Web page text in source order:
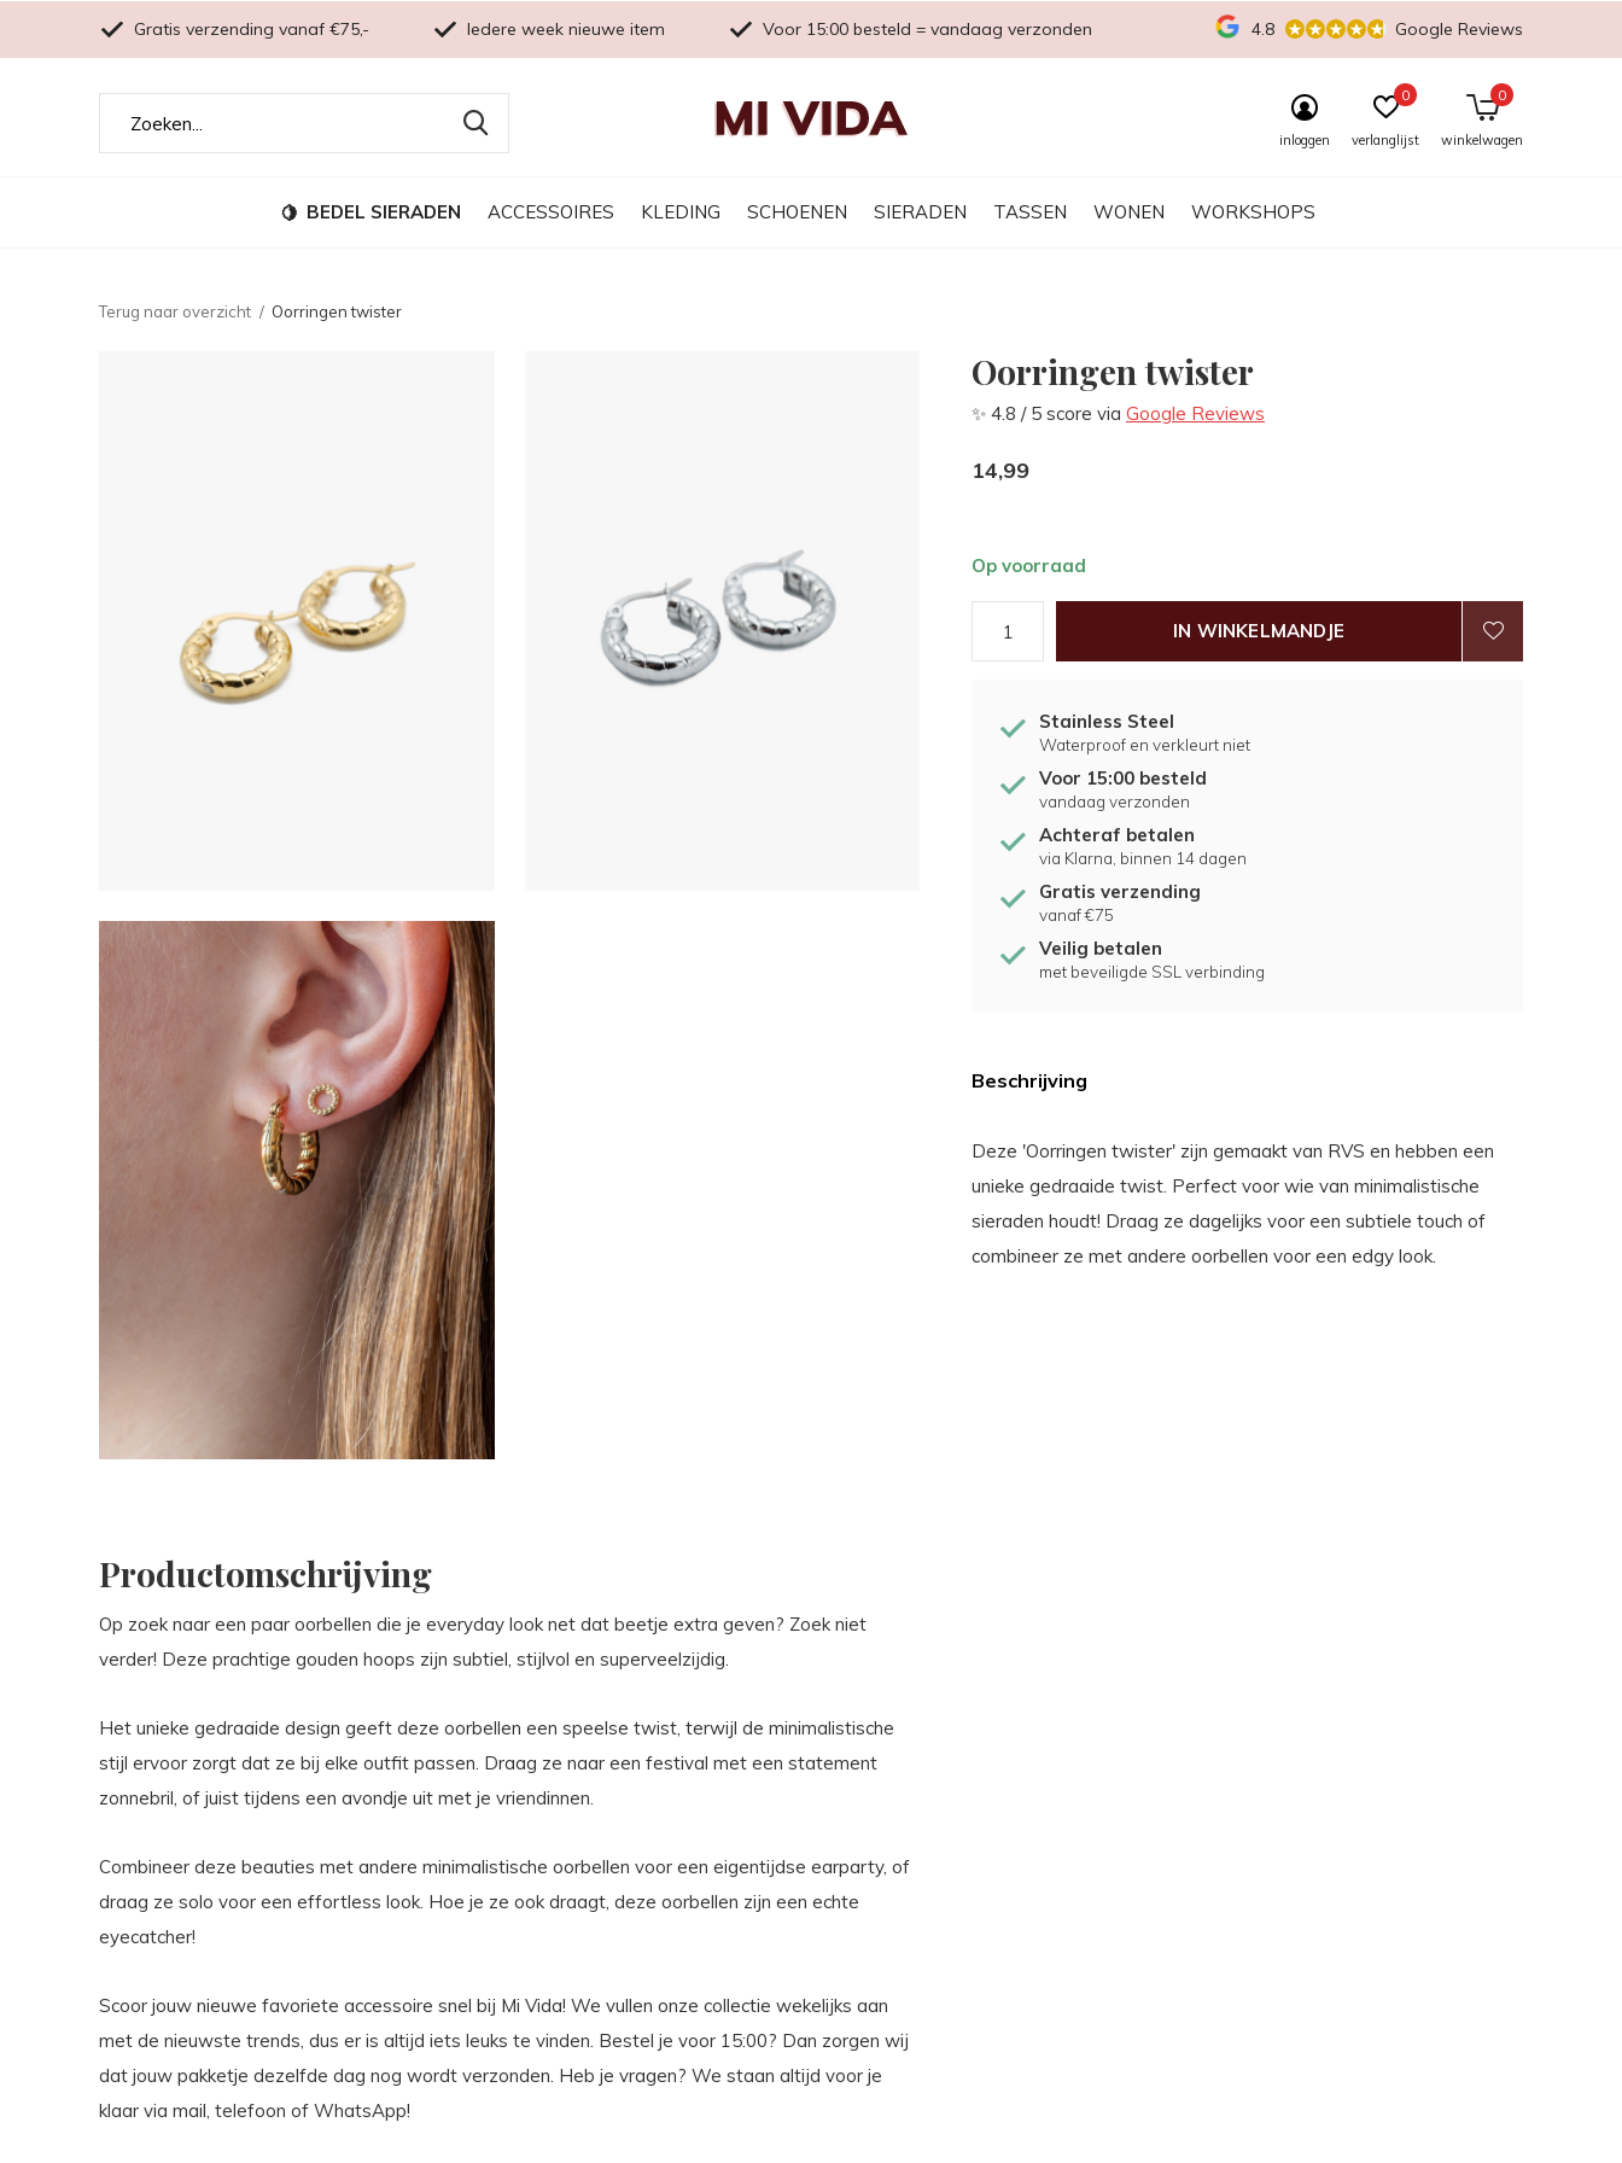
BEDEL SIERADEN ACCESSOIRES KLEDING SCHOENEN SIERADEN TASSEN WONEN WORKSHOPS
inloggen verlanglijst
0
winkelwagen
0
Gratis verzending vanaf €75,- Iedere week nieuwe item Voor 15:00 besteld = vandaag verzonden 4.8 Google Reviews
Terug naar overzicht Oorringen twister
Oorringen twister
✨ 4.8 / 5 score via Google Reviews
14,99
Op voorraad
IN WINKELMANDJE
Stainless Steel
Waterproof en verkleurt niet
Voor 15:00 besteld
vandaag verzonden
Achteraf betalen
via Klarna, binnen 14 dagen
Gratis verzending
vanaf €75
Veilig betalen
met beveiligde SSL verbinding
Beschrijving
Deze 'Oorringen twister' zijn gemaakt van RVS en hebben een
unieke gedraaide twist. Perfect voor wie van minimalistische
sieraden houdt! Draag ze dagelijks voor een subtiele touch of
combineer ze met andere oorbellen voor een edgy look.
Productomschrijving
Op zoek naar een paar oorbellen die je everyday look net dat beetje extra geven? Zoek niet
verder! Deze prachtige gouden hoops zijn subtiel, stijlvol en superveelzijdig.
Het unieke gedraaide design geeft deze oorbellen een speelse twist, terwijl de minimalistische
stijl ervoor zorgt dat ze bij elke outfit passen. Draag ze naar een festival met een statement
zonnebril, of juist tijdens een avondje uit met je vriendinnen.
Combineer deze beauties met andere minimalistische oorbellen voor een eigentijdse earparty, of
draag ze solo voor een effortless look. Hoe je ze ook draagt, deze oorbellen zijn een echte
eyecatcher!
Scoor jouw nieuwe favoriete accessoire snel bij Mi Vida! We vullen onze collectie wekelijks aan
met de nieuwste trends, dus er is altijd iets leuks te vinden. Bestel je voor 15:00? Dan zorgen wij
dat jouw pakketje dezelfde dag nog wordt verzonden. Heb je vragen? We staan altijd voor je
klaar via mail, telefoon of WhatsApp!